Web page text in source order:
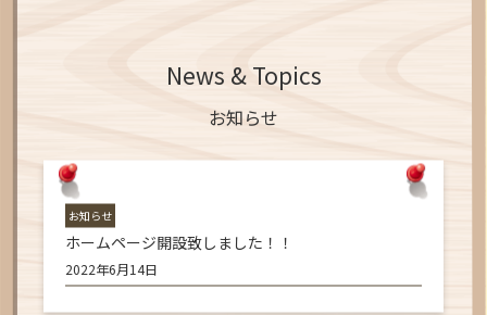
News & Topics
お知らせ
2022年6月14日
お知らせ
ホームページ開設致しました！！